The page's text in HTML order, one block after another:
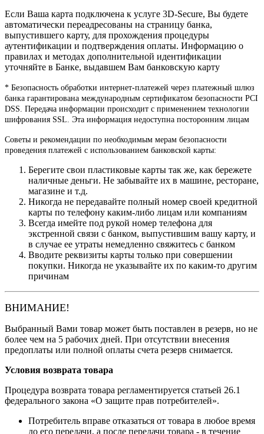
Если Ваша карта подключена к услуге 3D-Secure, Вы будете
автоматически переадресованы на страницу банка,
выпустившего карту, для прохождения процедуры
аутентификации и подтверждения оплаты. Информацию о
правилах и методах дополнительной идентификации
уточняйте в Банке, выдавшем Вам банковскую карту
* Безопасность обработки интернет-платежей через платежный шлюз
банка гарантирована международным сертификатом безопасности PCI
DSS. Передача информации происходит с применением технологии
шифрования SSL. Эта информация недоступна посторонним лицам
Советы и рекомендации по необходимым мерам безопасности
проведения платежей с использованием банковской карты:
Берегите свои пластиковые карты так же, как бережете
наличные деньги. Не забывайте их в машине, ресторане,
магазине и т.д.
Никогда не передавайте полный номер своей кредитной
карты по телефону каким-либо лицам или компаниям
Всегда имейте под рукой номер телефона для
экстренной связи с банком, выпустившим вашу карту, и
в случае ее утраты немедленно свяжитесь с банком
Вводите реквизиты карты только при совершении
покупки. Никогда не указывайте их по каким-то другим
причинам
ВНИМАНИЕ!
Выбранный Вами товар может быть поставлен в резерв, но не
более чем на 5 рабочих дней. При отсутствии внесения
предоплаты или полной оплаты счета резерв снимается.
Условия возврата товара
Процедура возврата товара регламентируется статьей 26.1
федерального закона «О защите прав потребителей».
Потребитель вправе отказаться от товара в любое время
до его передачи, а после передачи товара - в течение